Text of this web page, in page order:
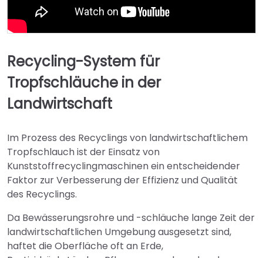
Recycling-System für
Tropfschläuche in der
Landwirtschaft
Im Prozess des Recyclings von landwirtschaftlichem
Tropfschlauch ist der Einsatz von
Kunststoffrecyclingmaschinen ein entscheidender
Faktor zur Verbesserung der Effizienz und Qualität
des Recyclings.
Da Bewässerungsrohre und -schläuche lange Zeit der
landwirtschaftlichen Umgebung ausgesetzt sind,
haftet die Oberfläche oft an Erde,